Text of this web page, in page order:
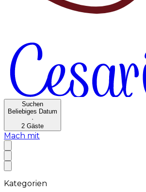
Suchen
Beliebiges Datum
·
2 Gäste
Mach mit
Kategorien